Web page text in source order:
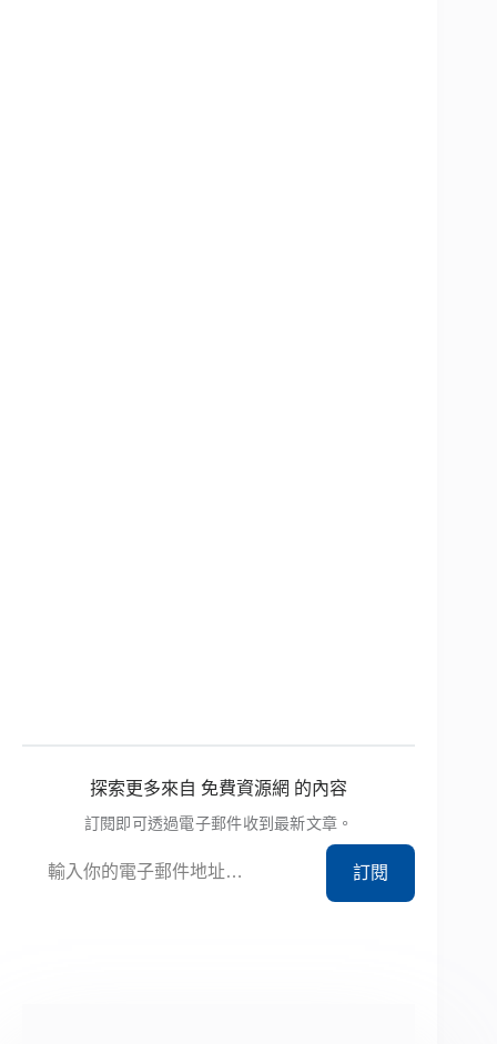
探索更多來自 免費資源網 的內容
訂閱即可透過電子郵件收到最新文章。
訂閱